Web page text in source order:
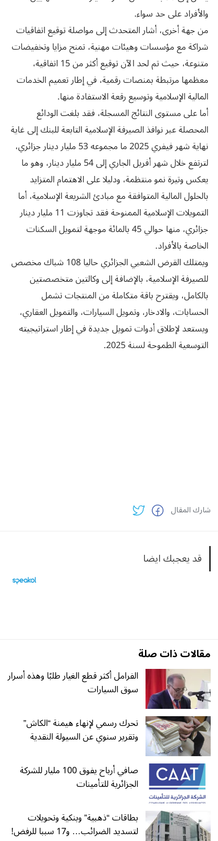
والأفراد على حد سواء.
من جهة أخرى، أشار المتحدث إلى مواصلة توقيع اتفاقيات
شراكة مع مؤسسات وهيئات مهنية، تمنح مزايا وتخفيضات
متنوعة، حيث تم لحد الآن توقيع أكثر من 15 اتفاقية،
معظمها مرتبطة بمنصات رقمية، في إطار تعميم الخدمات
المالية الإسلامية وتوسيع رقعة الاستفادة منها.
أما على مستوى النتائج المسجلة، فقد بلغت الودائع
المحصلة عبر نوافذ الصيرفة الإسلامية التابعة للبنك إلى غاية
نهاية شهر فيفري 2025 ما مجموعه 53 مليار دينار جزائري،
لترتفع خلال شهر أفريل الجاري إلى 54 مليار دينار، وهو ما
يعكس وتيرة نمو منتظمة، ودليلا على الاهتمام المتزايد
بالحلول المالية المتوافقة مع مبادئ الشريعة الإسلامية، أما
التمويلات الإسلامية الممنوحة فقد تجاوزت 11 مليار دينار
جزائري، منها حوالي 45 بالمائة موجهة لتمويل السكنات
الخاصة بالأفراد.
ويمتلك القرض الشعبي الجزائري حاليا 108 شباك مخصص
للصيرفة الإسلامية، بالإضافة إلى وكالتين متخصصتين
بالكامل، ويقترح باقة متكاملة من المنتجات تشمل
الحسابات، والادخار، وتمويل السيارات، والتمويل العقاري،
ويستعد لإطلاق أدوات تمويل جديدة في إطار استراتيجيته
التوسعية الطموحة لسنة 2025.
شارك المقال
قد يعجبك ايضا
مقالات ذات صلة
الفرامل أكثر قطع الغيار طلبًا وهذه أسرار
سوق السيارات
تحرك رسمي لإنهاء هيمنة “الكاش”
وتقرير سنوي عن السيولة النقدية
صافي أرباح يفوق 100 مليار للشركة
الجزائرية للتأمينات
بطاقات “ذهبية” وبنكية وتحويلات
لتسديد الضرائب… و17 سببا للرفض!